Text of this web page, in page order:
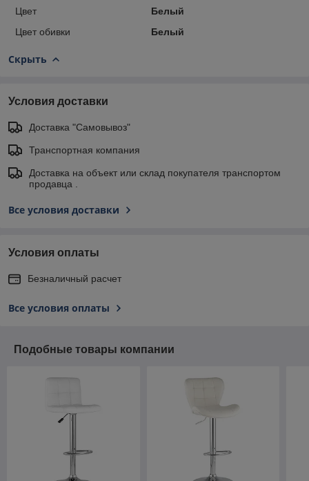
Цвет
Белый
Цвет обивки
Белый
Скрыть
Условия доставки
Доставка "Самовывоз"
Транспортная компания
Доставка на объект или склад покупателя транспортом
продавца .
Все условия доставки
Условия оплаты
Безналичный расчет
Все условия оплаты
Подобные товары компании